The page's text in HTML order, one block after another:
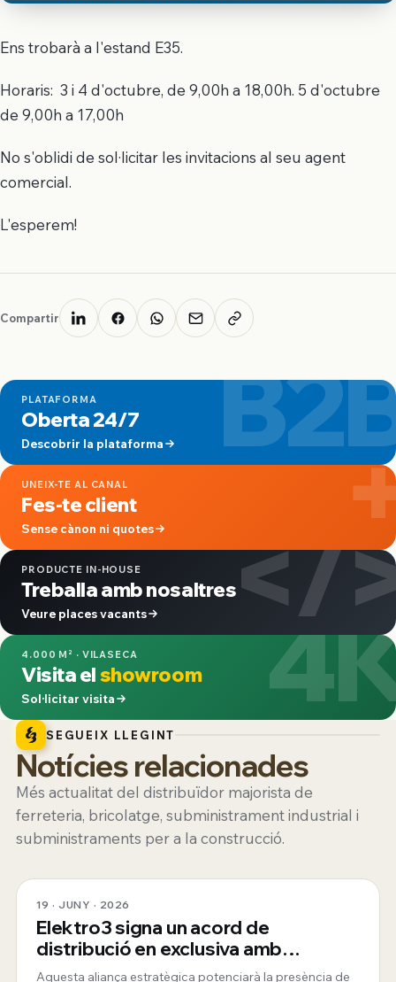
Ens trobarà a l'estand E35.
Horaris: 3 i 4 d'octubre, de 9,00h a 18,00h. 5 d'octubre
de 9,00h a 17,00h
No s'oblidi de sol·licitar les invitacions al seu agent
comercial.
L'esperem!
Compartir
PLATAFORMA
Oberta 24/7
Descobrir la plataforma
UNEIX-TE AL CANAL
Fes-te client
Sense cànon ni quotes </
PRODUCTE IN-HOUSE
Treballa amb nosaltres
Veure places vacants
4.000 M² · VILASECA
Visita elshowroom
Sol·licitar visita
SEGUEIX LLEGINT
Notícies relacionades
Més actualitat del distribuïdor majorista de
ferreteria, bricolatge, subministrament industrial i
subministraments per a la construcció.
19 · JUNY · 2026
Elektro3 signa un acord de
distribució en exclusiva amb
ToughBuilt
Aquesta aliança estratègica potenciarà la presència de